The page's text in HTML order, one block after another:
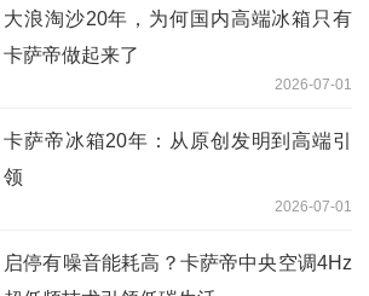
大浪淘沙20年，为何国内高端冰箱只有
卡萨帝做起来了
2026-07-01
卡萨帝冰箱20年：从原创发明到高端引
领
2026-07-01
启停有噪音能耗高？卡萨帝中央空调4Hz